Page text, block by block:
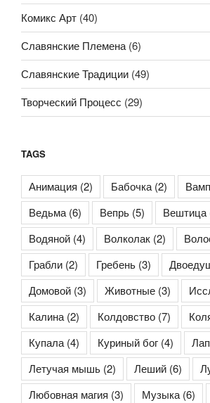
Комикс Арт (40)
Славянские Племена(6)
Славянские Традиции (49)
Творческий Процесс (29)
TAGS
Анимация (2) Бабочка(2)
Ведьма(6) Вепрь (5) Вештица
Водяной (4) Волколак (2)
Грабли (2) Гребень (3)
Домовой (3) Животные (3)
Калина(2) Колдовство (7)
Купала(4) Куриный бог (4)
Летучая мышь (2) Леший (6)
Любовная магия (3) Музыка(6)